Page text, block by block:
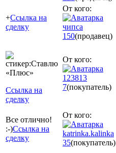
+Ссылка на
сделку
От кого:
чипса
150(продавец)
Ссылка на
сделку
От кого:
123813
7(покупатель)
Все отлично!
:-)Ссылка на
сделку
От кого:
katrinka.kalinka
35(покупатель)